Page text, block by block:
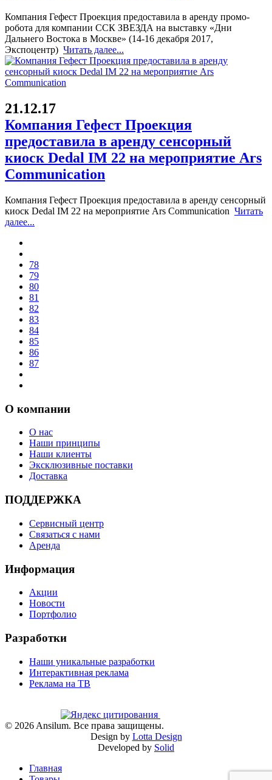
Компания Гефест Проекция предоставила в аренду промо-
робота для компании ССК ЗВЕЗДА на выставку «Дни
Дальнего Востока в Москве» (14-16 декабря 2017,
Экспоцентр) Читать далее...
21.12.17
Компания Гефест Проекция
предоставила в аренду сенсорный
киоск Dedal IM 22 на мероприятие Ars
Communication
Компания Гефест Проекция предоставила в аренду сенсорный
киоск Dedal IM 22 на мероприятие Ars Communication Читать
далее...
78
79
80
81
82
83
84
85
86
87
О компании
О нас
Наши принципы
Наши клиенты
Эксклюзивные поставки
Доставка
ПОДДЕРЖКА
Сервисный центр
Связаться с нами
Аренда
Информация
Акции
Новости
Портфолио
Разработки
Наши уникальные разработки
Интерактивная реклама
Реклама на ТВ
© 2026 Ansilum. Все права защищены.
Design by Lotta Design
Developed by Solid
Главная